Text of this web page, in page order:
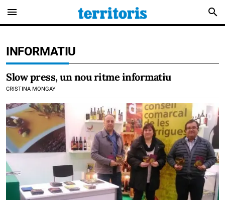
menu search
INFORMATIU
Slow press, un nou ritme informatiu
CRISTINA MONGAY